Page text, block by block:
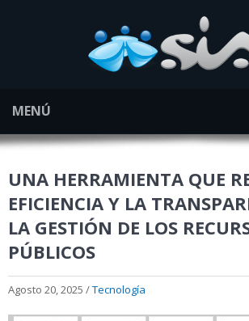
MENÚ
UNA HERRAMIENTA QUE
EFICIENCIA Y LA
LA GESTIÓN DE LOS
PÚBLICOS
Agosto 20, 2025 /Tecnología